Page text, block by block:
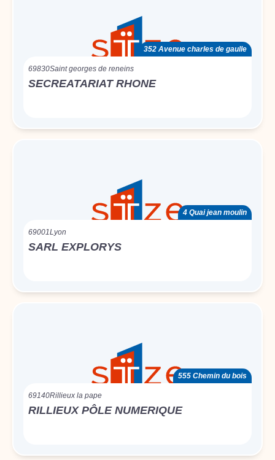
352 Avenue charles de gaulle
69830Saint georges de reneins
SECREATARIAT RHONE
4 Quai jean moulin
69001Lyon
SARL EXPLORYS
555 Chemin du bois
69140Rillieux la pape
RILLIEUX PÔLE NUMERIQUE